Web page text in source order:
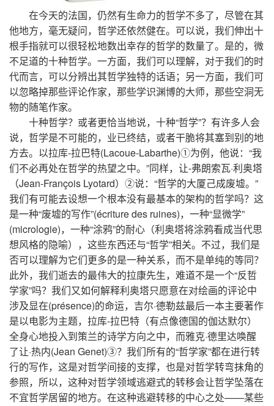
在今天的法国，仍然有生命力的哲学不多了，尽管在其
他地方，毫无疑问，哲学还依然健在。可以说，我们伸出十
根手指就可以很轻松地数出幸存的哲学的数量了。是的，微
不足道的十种哲学。一方面，我们可以理解，对于我们的时
代而言，可以分辨出其哲学独特的话语；另一方面，我们可
以忽略掉那些评论作家，那些学识渊博的大师，那些空洞无
物的随笔作家。
十种哲学？或者更恰当地说，十种“哲学”？有许多人会
说，哲学是不可能的，业已终结，或者干脆将其塞到别的地
方去。以拉库-拉巴特(Lacoue-Labarthe)①为例，他说：“我
们不必再处在哲学的热望之中。”同样，让-弗朗索瓦·利奥塔
（Jean-François Lyotard）②说：“哲学的大厦己成废墟。”
我们有可能去设想一个根本没有最基本的架构的哲学吗？这
是一种“废墟的写作”(écriture des ruines)，一种“显微学”
(micrologie)，一种“涂鸦”的耐心（利奥塔将涂鸦看成当代思
想风格的隐喻），这些东西还与“哲学”相关。不过，我们是
否可以理解为它们更多的是一种关系，而不是单纯的等同？
此外，我们逝去的最伟大的拉康先生，难道不是一个“反哲
学家”吗？我们又如何解释利奥塔只愿意在对绘画的评论中
涉及显在(présence)的命运，吉尔·德勒兹最后一本主要著作
是以电影为主题，拉库-拉巴特（有点像德国的伽达默尔）
全身心地投入到策兰的诗学方向之中，而雅克·德里达唤醒
了让·热内(Jean Genet)③？我们所有的“哲学家”都在进行转
行的写作，这是对哲学间接的支撑，也是对哲学转弯抹角的
参照，所以，这种对哲学领域逃避式的转移会让哲学坠落在
不宜哲学居留的地方。在这种逃避转移的中心之处——某些